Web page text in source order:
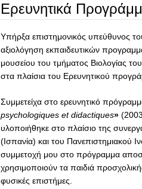
Ερευνητικά
Υπήρξα επιστημονικός υπεύθυνος
αξιολόγηση εκπαιδευτικών
μουσείου του τμήματος Βιολογίας
στα πλαίσια του Ερευνητικού
Συμμετείχα στο ερευνητικό
psychologiques et didactiques»
υλοποιήθηκε στο πλαίσιο της
(Ισπανία) και του Πανεπιστημιακού
συμμετοχή μου στο πρόγραμμα
χρησιμοποιούν τα παιδιά
φυσικές επιστήμες.